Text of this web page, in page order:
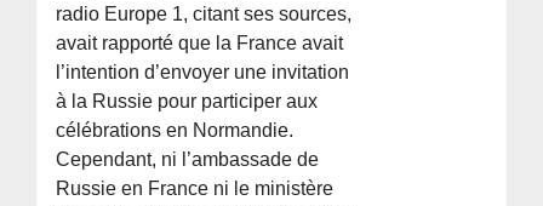
radio Europe 1, citant ses sources,
avait rapporté que la France avait
l’intention d’envoyer une invitation
à la Russie pour participer aux
célébrations en Normandie.
Cependant, ni l’ambassade de
Russie en France ni le ministère